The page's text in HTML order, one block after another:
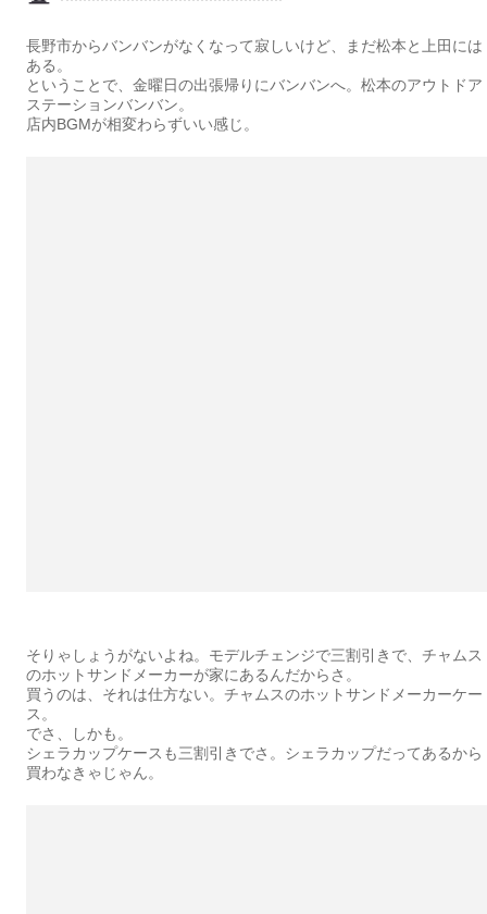
長野市からバンバンがなくなって寂しいけど、まだ松本と上田には
ある。
ということで、金曜日の出張帰りにバンバンへ。松本のアウトドア
ステーションバンバン。
店内BGMが相変わらずいい感じ。
そりゃしょうがないよね。モデルチェンジで三割引きで、チャムス
のホットサンドメーカーが家にあるんだからさ。
買うのは、それは仕方ない。チャムスのホットサンドメーカーケー
ス。
でさ、しかも。
シェラカップケースも三割引きでさ。シェラカップだってあるから
買わなきゃじゃん。